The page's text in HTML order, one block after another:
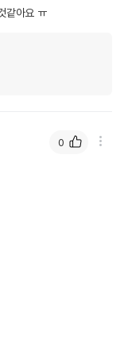
같아요 ㅠ
0